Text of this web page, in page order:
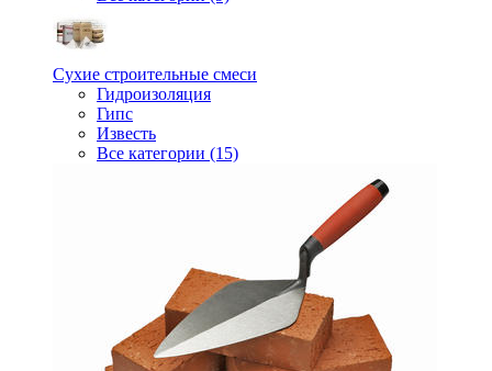
Сухие строительные смеси
Гидроизоляция
Гипс
Известь
Все категории (15)